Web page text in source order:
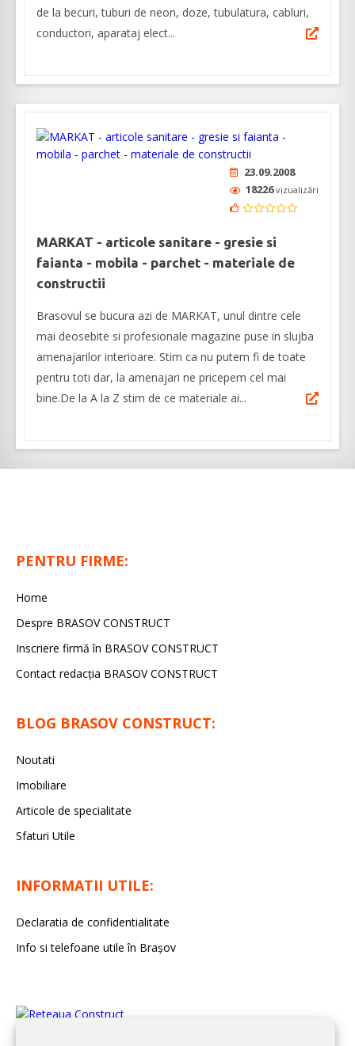
de la becuri, tuburi de neon, doze, tubulatura, cabluri,
conductori, aparataj elect...
23.09.2008
18226vizualizări
MARKAT - articole sanitare - gresie si
faianta - mobila - parchet - materiale de
constructii
Brasovul se bucura azi de MARKAT, unul dintre cele
mai deosebite si profesionale magazine puse in slujba
amenajarilor interioare. Stim ca nu putem fi de toate
pentru toti dar, la amenajari ne pricepem cel mai
bine.De la A la Z stim de ce materiale ai...
PENTRU FIRME:
Home
Despre BRASOV CONSTRUCT
Inscriere firmă în BRASOV CONSTRUCT
Contact redacţia BRASOV CONSTRUCT
BLOG BRASOV CONSTRUCT:
Noutati
Imobiliare
Articole de specialitate
Sfaturi Utile
INFORMATII UTILE:
Declaratia de confidentialitate
Info si telefoane utile în Braşov